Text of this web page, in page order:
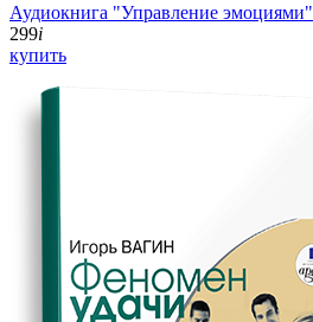
Аудиокнига "Управление эмоциями"
299i
купить